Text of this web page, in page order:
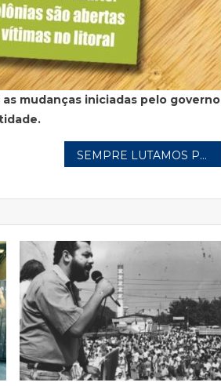
mudanças iniciadas pelo governo
SEMPRE LUTAMOS PELA JUSTIÇA SOCIAL NO IMPOSTO DE RENDA